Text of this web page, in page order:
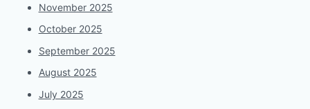
November 2025
October 2025
September 2025
August 2025
July 2025